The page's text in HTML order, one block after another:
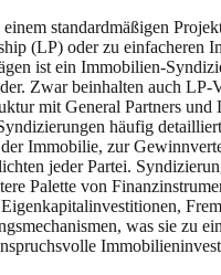
standardmäßigen
(LP) oder zu einfacheren
ist ein Immobilien-
Zwar beinhalten auch LP-
mit General Partners und
häufig
Immobilie, zur
jeder Partei.
Palette von
was sie zu